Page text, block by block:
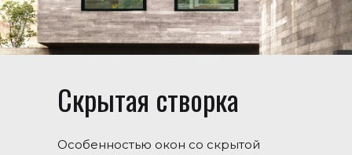
Скрытая створка
Особенностью окон со скрытой